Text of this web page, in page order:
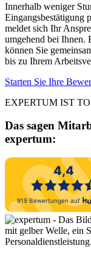
Innerhalb weniger
Eingangsbestätigung
meldet sich Ihr
umgehend bei Ihnen.
können Sie
bis zu Ihrem
Starten Sie Ihre
EXPERTUM IST
Das sagen
expertum: